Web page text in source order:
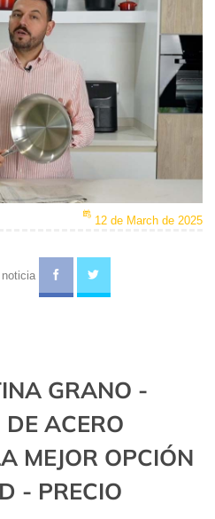
12 de March de 2025
GRANO -
ACERO
MEJOR OPCIÓN
- PRECIO